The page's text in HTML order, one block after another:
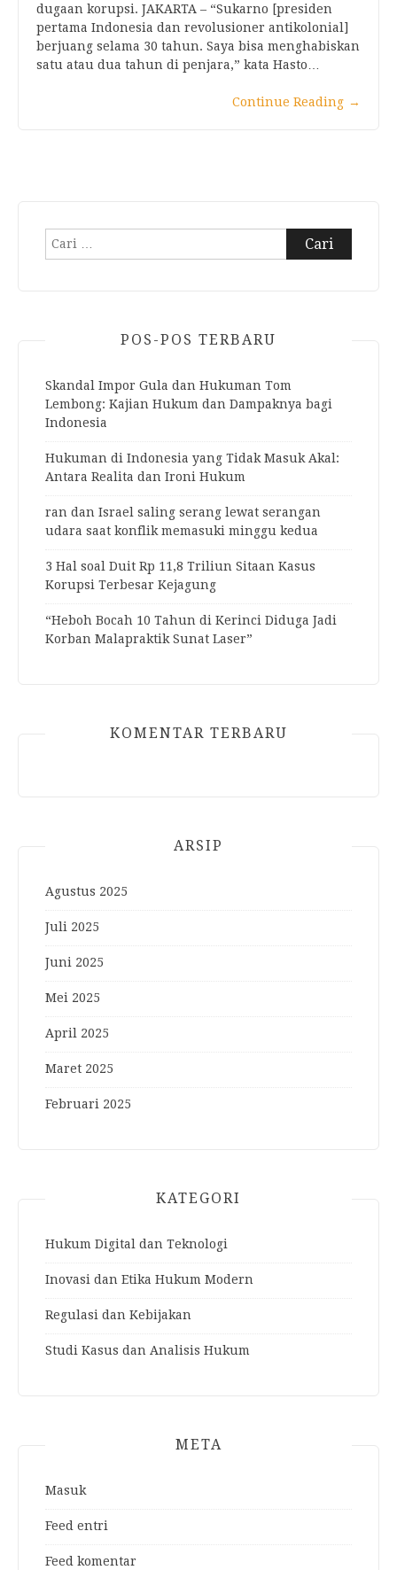
dugaan korupsi. JAKARTA – “Sukarno [presiden
pertama Indonesia dan revolusioner antikolonial]
berjuang selama 30 tahun. Saya bisa menghabiskan
satu atau dua tahun di penjara,” kata Hasto…
Continue Reading →
Cari
POS-POS TERBARU
Skandal Impor Gula dan Hukuman Tom
Lembong: Kajian Hukum dan Dampaknya bagi
Indonesia
Hukuman di Indonesia yang Tidak Masuk Akal:
Antara Realita dan Ironi Hukum
ran dan Israel saling serang lewat serangan
udara saat konflik memasuki minggu kedua
3 Hal soal Duit Rp 11,8 Triliun Sitaan Kasus
Korupsi Terbesar Kejagung
“Heboh Bocah 10 Tahun di Kerinci Diduga Jadi
Korban Malapraktik Sunat Laser”
KOMENTAR TERBARU
ARSIP
Agustus 2025
Juli 2025
Juni 2025
Mei 2025
April 2025
Maret 2025
Februari 2025
KATEGORI
Hukum Digital dan Teknologi
Inovasi dan Etika Hukum Modern
Regulasi dan Kebijakan
Studi Kasus dan Analisis Hukum
META
Masuk
Feed entri
Feed komentar